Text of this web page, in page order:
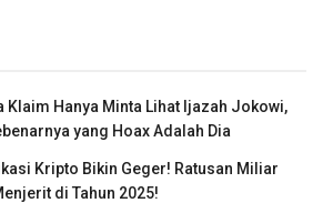
Klaim Hanya Minta Lihat Ijazah Jokowi,
yang Hoax Adalah Dia
Kripto Bikin Geger! Ratusan Miliar
di Tahun 2025!